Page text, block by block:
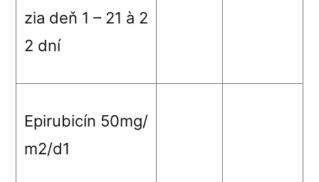
zia deň 1 – 21 à 2
2 dní
Epirubicín 50mg/
m2/d1